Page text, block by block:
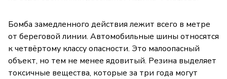
Бомба замедленного действия лежит всего в метре
от береговой линии. Автомобильные шины относятся
к четвёртому классу опасности. Это малоопасный
объект, но тем не менее ядовитый. Резина выделяет
токсичные вещества, которые за три года могут